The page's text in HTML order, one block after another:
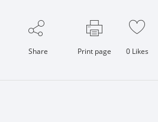
Share Print page 0Likes